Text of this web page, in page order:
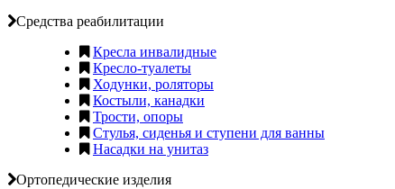
Средства реабилитации
Кресла инвалидные
Кресло-туалеты
Ходунки, роляторы
Костыли, канадки
Трости, опоры
Стулья, сиденья и ступени для ванны
Насадки на унитаз
Ортопедические изделия